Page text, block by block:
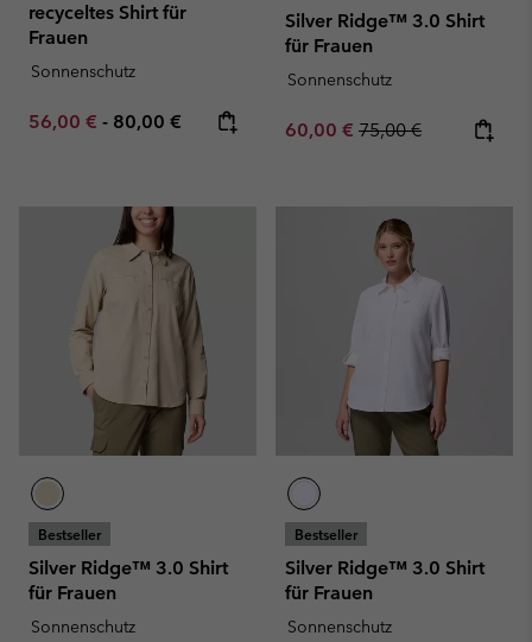
recyceltes Shirt für
Frauen
Sonnenschutz
Minimum sale price:
56,00 € - Maximum price:
80,00 €
Silver Ridge™ 3.0 Shirt
für Frauen
Sonnenschutz
Sale price:
60,00 € Regular price:
75,00 €
Bestseller
Silver Ridge™ 3.0 Shirt
für Frauen
Sonnenschutz
Bestseller
Silver Ridge™ 3.0 Shirt
für Frauen
Sonnenschutz